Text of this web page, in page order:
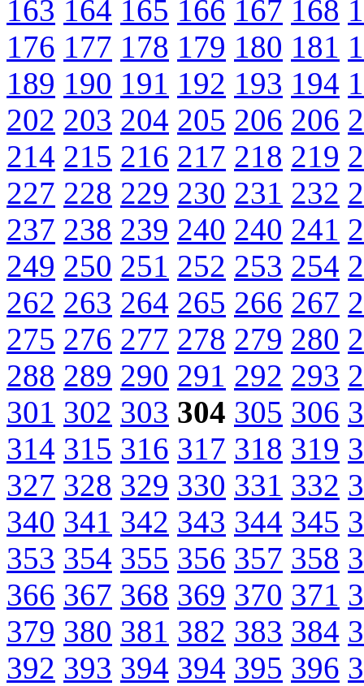
163 164 165 166 167 168
176 177 178 179 180 181
189 190 191 192 193 194
202 203 204 205 206 206
214 215 216 217 218 219
227 228 229 230 231 232
237 238 239 240 240 241
249 250 251 252 253 254
262 263 264 265 266 267
275 276 277 278 279 280
288 289 290 291 292 293
301 302 303 304 305 306
314 315 316 317 318 319
327 328 329 330 331 332
340 341 342 343 344 345
353 354 355 356 357 358
366 367 368 369 370 371
379 380 381 382 383 384
392 393 394 394 395 396